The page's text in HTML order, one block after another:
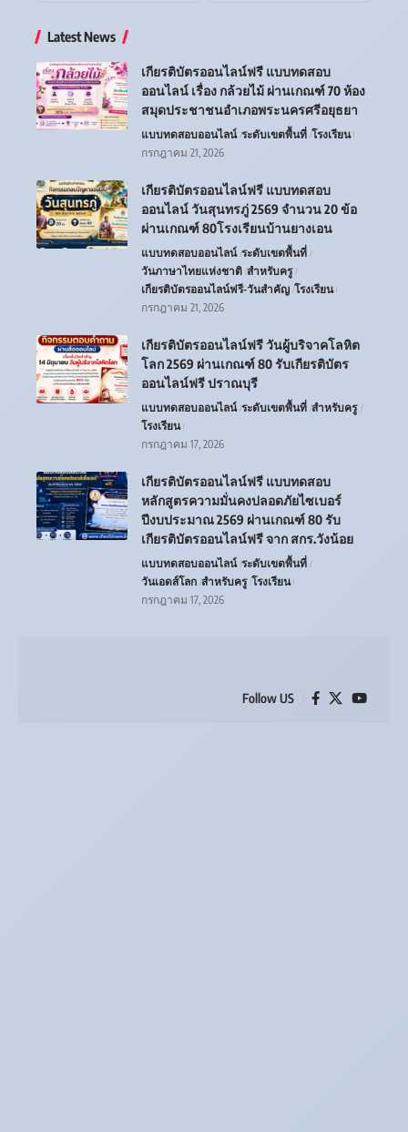
Latest News
เกียรติบัตรออนไลน์ฟรี แบบทดสอบ
ออนไลน์ เรื่อง กล้วยไม้ ผ่านเกณฑ์ 70 ห้อง
สมุดประชาชนอำเภอพระนครศรีอยุธยา
แบบทดสอบออนไลน์ ระดับเขตพื้นที่ โรงเรียน
กรกฎาคม 21, 2026
เกียรติบัตรออนไลน์ฟรี แบบทดสอบ
ออนไลน์ วันสุนทรภู่ 2569 จำนวน 20 ข้อ
ผ่านเกณฑ์ 80โรงเรียนบ้านยางเอน
แบบทดสอบออนไลน์ ระดับเขตพื้นที่
วันภาษาไทยแห่งชาติ สำหรับครู
เกียรติบัตรออนไลน์ฟรี-วันสำคัญ โรงเรียน
กรกฎาคม 21, 2026
เกียรติบัตรออนไลน์ฟรี วันผู้บริจาคโลหิต
โลก 2569 ผ่านเกณฑ์ 80 รับเกียรติบัตร
ออนไลน์ฟรี ปราณบุรี
แบบทดสอบออนไลน์ ระดับเขตพื้นที่ สำหรับครู
โรงเรียน
กรกฎาคม 17, 2026
เกียรติบัตรออนไลน์ฟรี แบบทดสอบ
หลักสูตรความมั่นคงปลอดภัยไซเบอร์
ปีงบประมาณ 2569 ผ่านเกณฑ์ 80 รับ
เกียรติบัตรออนไลน์ฟรี จาก สกร.วังน้อย
แบบทดสอบออนไลน์ ระดับเขตพื้นที่
วันเอดส์โลก สำหรับครู โรงเรียน
กรกฎาคม 17, 2026
Follow US